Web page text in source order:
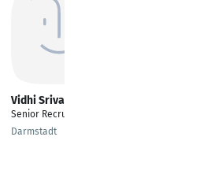
Vidhi Srivastava
Senior Recruiter
Darmstadt